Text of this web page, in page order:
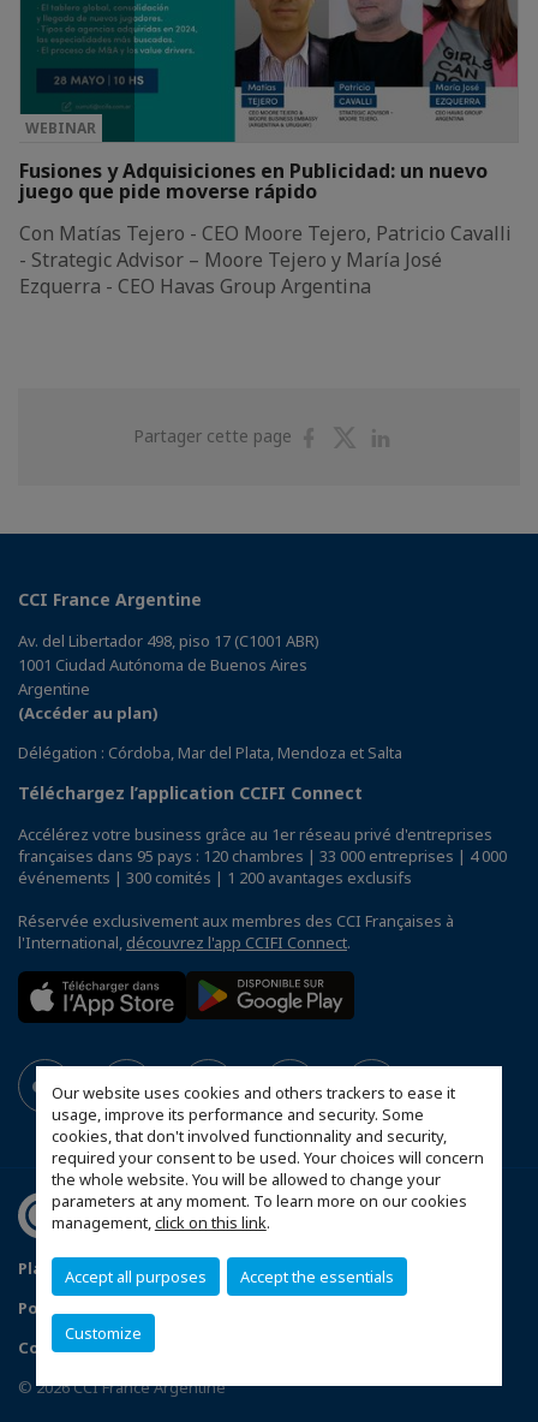
Our website uses cookies and others trackers to ease it
usage, improve its performance and security. Some
cookies, that don't involved functionnality and security,
required your consent to be used. Your choices will concern
the whole website. You will be allowed to change your
parameters at any moment. To learn more on our cookies
management,click on this link.
Accept all purposes Accept the essentials
Customize
WEBINAR
Fusiones y Adquisiciones en Publicidad: un nuevo
juego que pide moverse rápido
Con Matías Tejero - CEO Moore Tejero, Patricio Cavalli
- Strategic Advisor – Moore Tejero y María José
Ezquerra - CEO Havas Group Argentina
Partager cette page
PartagerPartager
CCI France Argentine
Av. del Libertador 498, piso 17 (C1001 ABR)
1001 Ciudad Autónoma de Buenos Aires
Argentine
(Accéder au plan)
Délégation : Córdoba, Mar del Plata, Mendoza et Salta
Téléchargez l’application CCIFI Connect
Accélérez votre business grâce au 1er réseau privé d'entreprises
françaises dans 95 pays : 120 chambres | 33 000 entreprises | 4 000
événements | 300 comités | 1 200 avantages exclusifs
Réservée exclusivement aux membres des CCI Françaises à
l'International, découvrez l'app CCIFI Connect.
Plan du site
Mentions légales
Politique de confidentialité
Configurer vos préférences cookies
© 2026 CCI France Argentine